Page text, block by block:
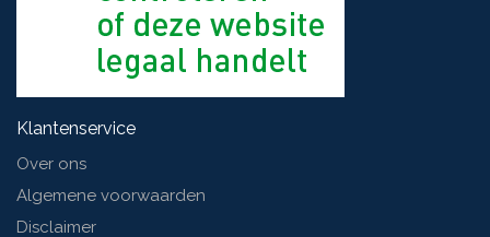
Klantenservice
Over ons
Algemene voorwaarden
Disclaimer